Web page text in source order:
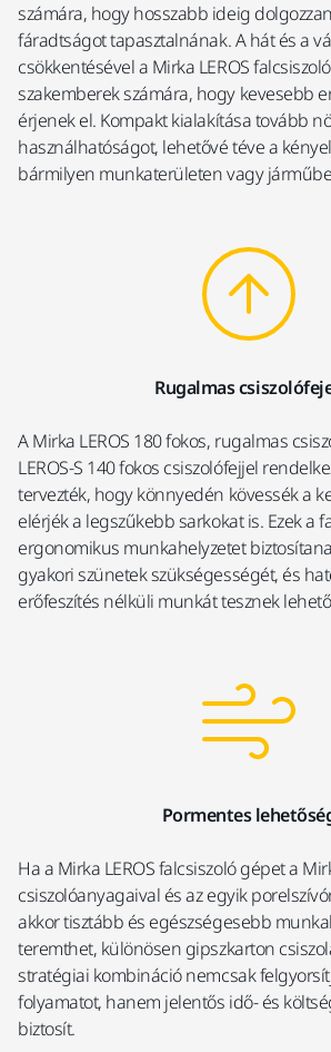
számára, hogy hosszabb ideig
fáradtságot tapasztalnának. A hát és a
csökkentésével a Mirka LEROS
szakemberek számára, hogy kevesebb
érjenek el. Kompakt kialakítása tovább
használhatóságot, lehetővé téve a
bármilyen munkaterületen vagy
Rugalmas
A Mirka LEROS 180 fokos, rugalmas
LEROS-S 140 fokos csiszolófejjel
tervezték, hogy könnyedén kövessék a
elérjék a legszűkebb sarkokat is. Ezek a
ergonomikus munkahelyzetet
gyakori szünetek szükségességét, és
erőfeszítés nélküli munkát tesznek
Pormentes
Ha a Mirka LEROS falcsiszoló gépet a
csiszolóanyagaival és az egyik
akkor tisztább és egészségesebb
teremthet, különösen gipszkarton
stratégiai kombináció nemcsak
folyamatot, hanem jelentős idő- és
biztosít.